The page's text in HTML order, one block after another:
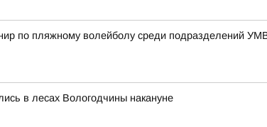
по пляжному волейболу среди подразделений
в лесах Вологодчины накануне